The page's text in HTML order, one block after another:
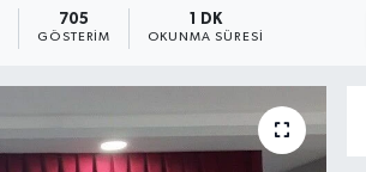
705
GÖSTERIM
1 DK
OKUNMA SÜRESI